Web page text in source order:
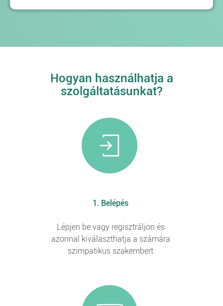
Hogyan használhatja a
szolgáltatásunkat?
1. Belépés
Lépjen be vagy regisztráljon és
azonnal kiválaszthatja a számára
szimpatikus szakembert